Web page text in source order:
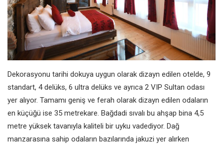
Dekorasyonu tarihi dokuya uygun olarak dizayn edilen otelde, 9
standart, 4 delüks, 6 ultra delüks ve ayrıca 2 VIP Sultan odası
yer alıyor. Tamamı geniş ve ferah olarak dizayn edilen odaların
en küçüğü ise 35 metrekare. Bağdadi sıvalı bu ahşap bina 4,5
metre yüksek tavanıyla kaliteli bir uyku vadediyor. Dağ
manzarasına sahip odaların bazılarında jakuzi yer alırken